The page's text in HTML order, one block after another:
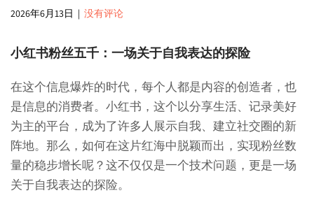
2026年6月13日 | 没有评论
小红书粉丝五千：一场关于自我表达的探险
在这个信息爆炸的时代，每个人都是内容的创造者，也
是信息的消费者。小红书，这个以分享生活、记录美好
为主的平台，成为了许多人展示自我、建立社交圈的新
阵地。那么，如何在这片红海中脱颖而出，实现粉丝数
量的稳步增长呢？这不仅仅是一个技术问题，更是一场
关于自我表达的探险。